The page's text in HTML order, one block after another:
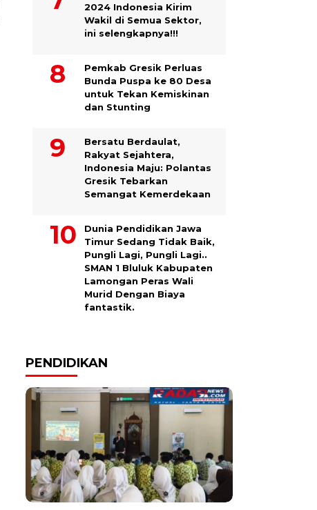
2024 Indonesia Kirim
Wakil di Semua Sektor,
ini selengkapnya!!!
Pemkab Gresik Perluas
Bunda Puspa ke 80 Desa
untuk Tekan Kemiskinan
dan Stunting
Bersatu Berdaulat,
Rakyat Sejahtera,
Indonesia Maju: Polantas
Gresik Tebarkan
Semangat Kemerdekaan
Dunia Pendidikan Jawa
Timur Sedang Tidak Baik,
Pungli Lagi, Pungli Lagi..
SMAN 1 Bluluk Kabupaten
Lamongan Peras Wali
Murid Dengan Biaya
fantastik.
PENDIDIKAN